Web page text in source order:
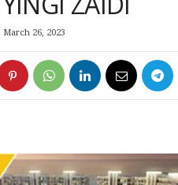
March 26, 2023